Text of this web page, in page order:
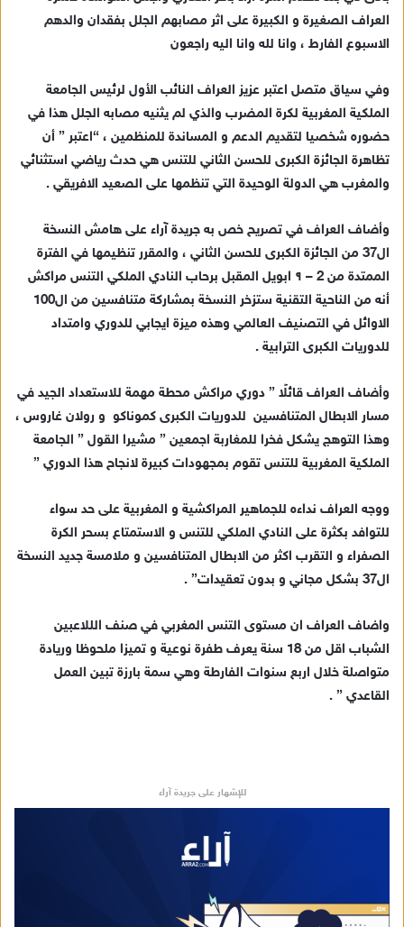
د
ا
ك
ت
ر
و
العراف الصغيرة و الكبيرة على اثر مصابهم الجلل بفقدان والدهم
الاسبوع الفارط ، وانا لله وانا اليه راجعون
وفي سياق متصل اعتبر عزيز العراف النائب الأول لرئيس الجامعة
الملكية المغربية لكرة المضرب والذي لم يثنيه مصابه الجلل هذا في
حضوره شخصيا لتقديم الدعم و المساندة للمنظمين ، “اعتبر ” أن
تظاهرة الجائزة الكبرى للحسن الثاني للتنس هي حدث رياضي استثنائي
والمغرب هي الدولة الوحيدة التي تنظمها على الصعيد الافريقي .
وأضاف العراف في تصريح خص به جريدة آراء على هامش النسخة
ال37 من الجائزة الكبرى للحسن الثاني ، والمقرر تنظيمها في الفترة
الممتدة من 2 – ٩ ابويل المقبل برحاب النادي الملكي التنس مراكش
أنه من الناحية التقنية ستزخر النسخة بمشاركة متنافسين من ال100
الاوائل في التصنيف العالمي وهذه ميزة ايجابي للدوري وامتداد
للدوريات الكبرى الترابية .
وأضاف العراف قائلًا ” دوري مراكش محطة مهمة للاستعداد الجيد في
مسار الابطال المتنافسين للدوريات الكبرى كموناكو و رولان غاروس ،
وهذا التوهج يشكل فخرا للمغاربة اجمعين ” مشيرا القول ” الجامعة
الملكية المغربية للتنس تقوم بمجهودات كبيرة لانجاح هذا الدوري ”
ووجه العراف نداءه للجماهير المراكشية و المغربية على حد سواء
للتوافد بكثرة على النادي الملكي للتنس و الاستمتاع بسحر الكرة
الصفراء و التقرب اكثر من الابطال المتنافسين و ملامسة جديد النسخة
ال37 بشكل مجاني و بدون تعقيدات” .
واضاف العراف ان مستوى التنس المغربي في صنف الللاعبين
الشباب اقل من 18 سنة يعرف طفرة نوعية و تميزا ملحوظا وريادة
متواصلة خلال اربع سنوات الفارطة وهي سمة بارزة تبين العمل
القاعدي ” .
للإشهار على جريدة آراء